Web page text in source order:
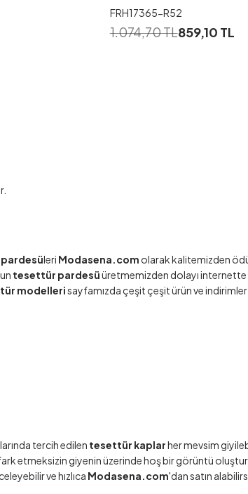
FRH17365-R52
1.074,70TL859,10 TL
leri Modasena.com olarak kalitemizden
tesettür pardesüüretmemizden dolayı internette
modellerisayfamızda çeşit çeşit ürün ve
tercih edilen tesettür kaplarher mevsim
etmeksizin giyenin üzerinde hoş bir görüntü
ve hızlıca Modasena.com'dan satın